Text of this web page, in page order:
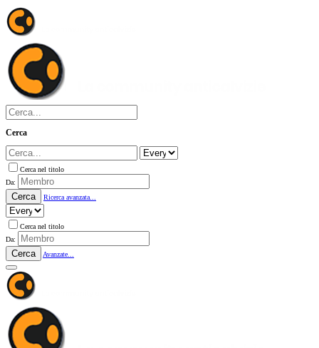
Cerca
Cerca nel titolo
Da:
Cerca Ricerca avanzata...
Cerca nel titolo
Da:
Cerca Avanzate...